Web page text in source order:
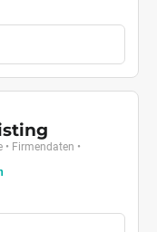
• Firmendaten •